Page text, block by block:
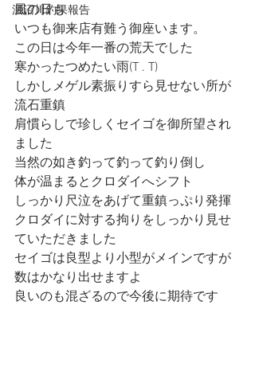
涸沼川釣果報告
風の日も
いつも御来店有難う御座います。
この日は今年一番の荒天でした
寒かったつめたい雨(T . T)
しかしメゲル素振りすら見せない所が
流石重鎮
肩慣らしで珍しくセイゴを御所望され
ました
当然の如き釣って釣って釣り倒し
体が温まるとクロダイへシフト
しっかり尺泣をあげて重鎮っぷり発揮
クロダイに対する拘りをしっかり見せ
ていただきました
セイゴは良型より小型がメインですが
数はかなり出せますよ
良いのも混ざるので今後に期待です